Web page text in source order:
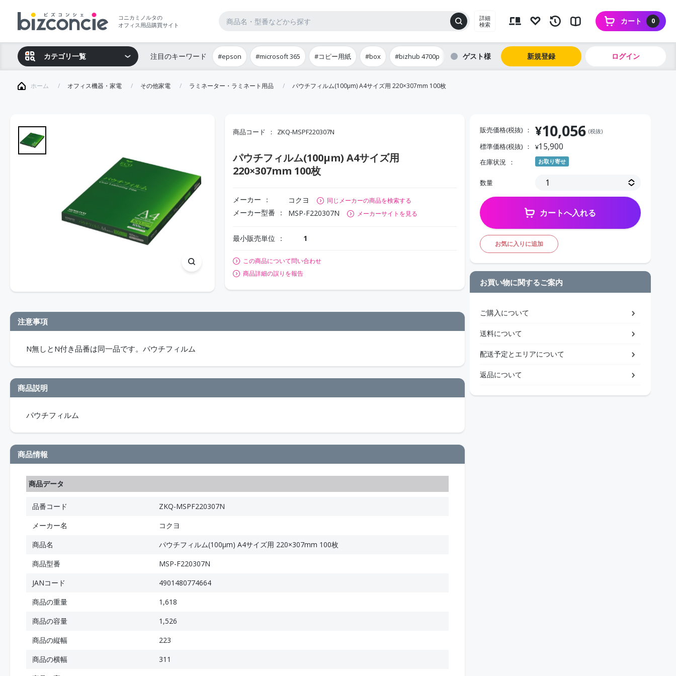
コニカミノルタの
オフィス用品購買サイト
詳細
検索
0
カート
カテゴリ一覧 注目のキーワード #epson #microsoft 365 #コピー用紙 #box #bizhub 4700p ゲスト 新規登録 ログイン
ホーム オフィス機器・家電 その他家電 ラミネーター・ラミネート用品 パウチフィルム(100μm) A4サイズ用 220×307mm 100枚
商品コード ZKQ-MSPF220307N
パウチフィルム(100μm) A4サイズ用
220×307mm 100枚
メーカー コクヨ 同じメーカーの商品を検索する
メーカー型番 MSP-F220307N メーカーサイトを見る
最小販売単位 1
この商品について問い合わせ
商品詳細の誤りを報告
注意事項
N無しとN付き品番は同一品です。パウチフィルム
商品説明
パウチフィルム
商品情報
商品データ
品番コード
ZKQ-MSPF220307N
メーカー名
コクヨ
商品名
パウチフィルム(100μm) A4サイズ用 220×307mm 100枚
商品型番
MSP-F220307N
JANコード
4901480774664
商品の重量
1,618
商品の容量
1,526
商品の縦幅
223
商品の横幅
311
販売価格(税抜) ¥10,056 (税抜)
標準価格(税抜) ¥15,900
在庫状況 お取り寄せ
数量
カートへ入れる
お気に入りに追加
お買い物に関するご案内
ご購入について
送料について
配送予定とエリアについて
返品について